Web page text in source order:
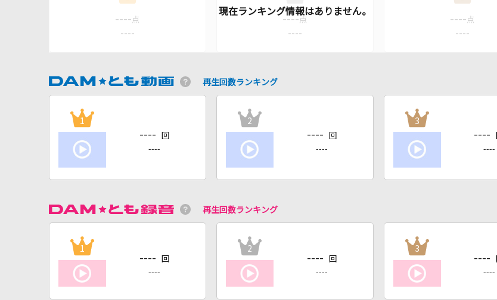
---- 点
----
---- 点
----
---- 点
----
再生回数ランキング
1
---- 回
----
2
---- 回
----
3
----
----
再生回数ランキング
1
---- 回
----
2
---- 回
----
3
----
----